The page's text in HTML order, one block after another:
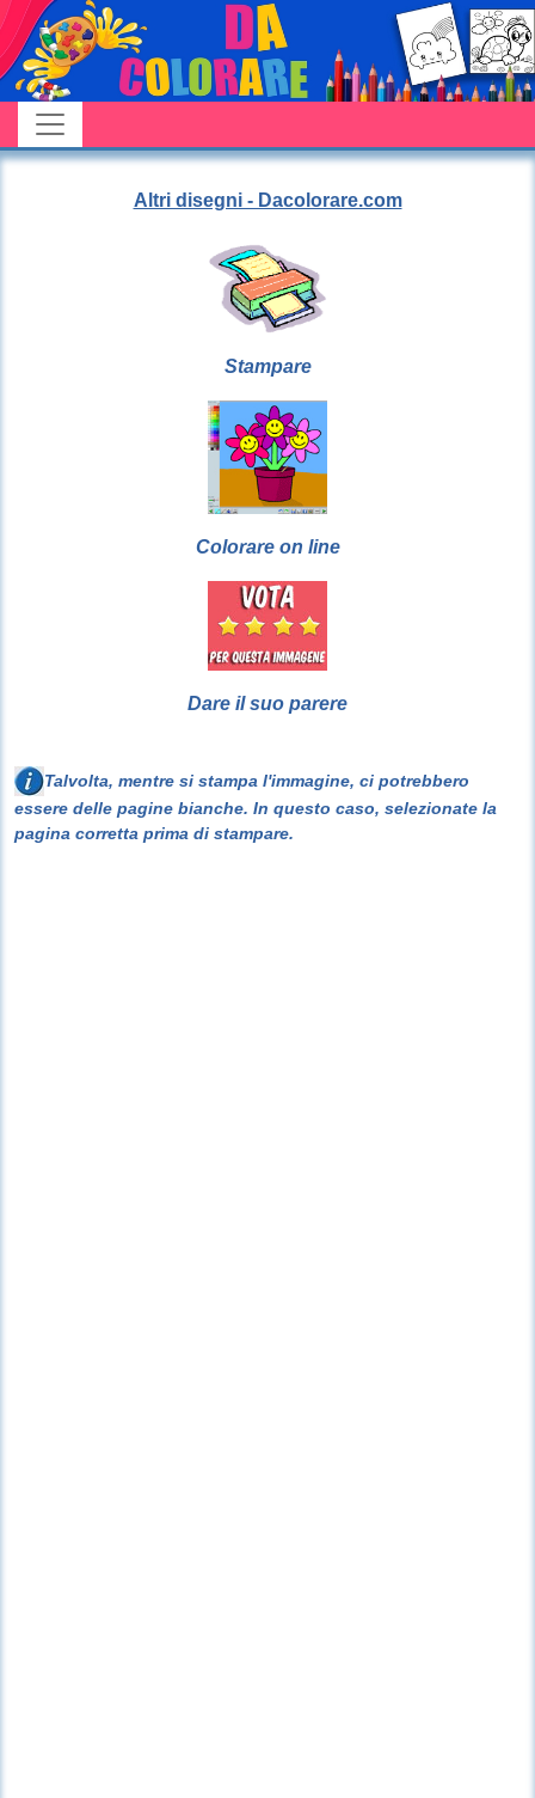
Altri disegni - Dacolorare.com
Stampare
Colorare on line
Dare il suo parere
Talvolta, mentre si stampa l'immagine, ci potrebbero
essere delle pagine bianche. In questo caso, selezionate la
pagina corretta prima di stampare.